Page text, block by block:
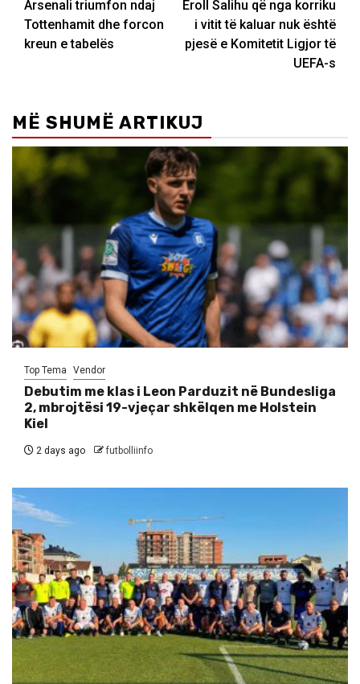
navigation
Arsenali triumfon ndaj
Tottenhamit dhe forcon
kreun e tabelës
Eroll Salihu që nga korriku
i vitit të kaluar nuk është
pjesë e Komitetit Ligjor të
UEFA-s
MË SHUMË ARTIKUJ
Top Tema Vendor
Debutim me klas i Leon Parduzit në Bundesliga
2, mbrojtësi 19-vjeçar shkëlqen me Holstein
Kiel
2 days ago futbolliinfo